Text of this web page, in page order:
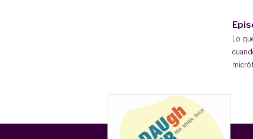
Lo